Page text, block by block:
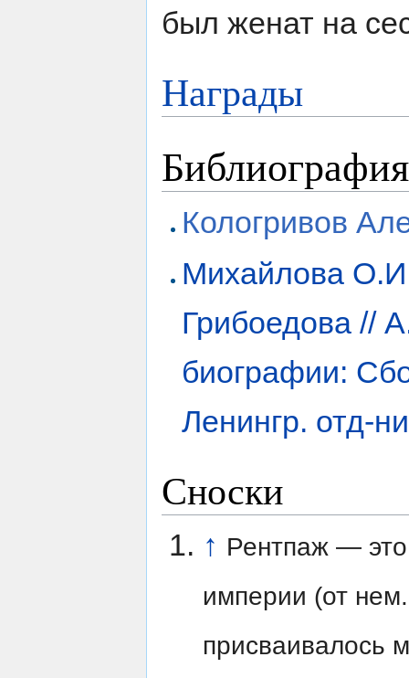
был женат на
Награды
Библиография
Кологривов
Михайлова
Грибоедова //
биографии:
Ленингр. отд-
Сноски
↑ Рентпаж —
империи (от
присваивалось